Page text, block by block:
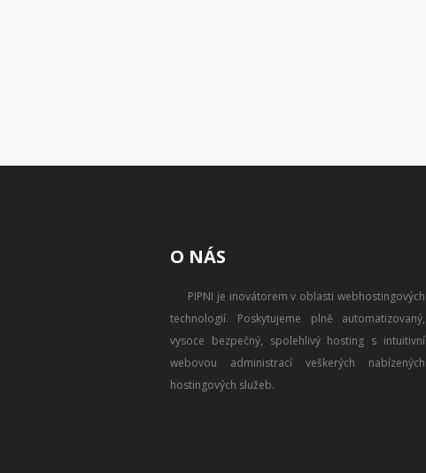
O NÁS
PIPNI je inovátorem v oblasti webhostingových
technologií. Poskytujeme plně automatizovaný,
vysoce bezpečný, spolehlivý hosting s intuitivní
webovou administrací veškerých nabízených
hostingových služeb.